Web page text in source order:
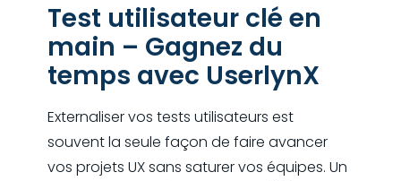
Test utilisateur clé en
main – Gagnez du
temps avec UserlynX
Externaliser vos tests utilisateurs est
souvent la seule façon de faire avancer
vos projets UX sans saturer vos équipes. Un